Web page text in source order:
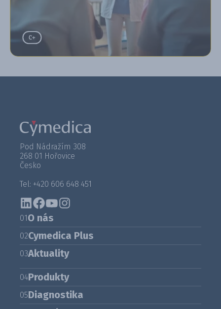
Pod Nádražím 308
268 01 Hořovice
Česko
Tel: +420 606 648 451
01O nás
02Cymedica Plus
03Aktuality
04Produkty
05Diagnostika